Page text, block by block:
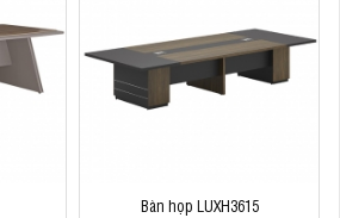
Bàn họp LUXH3615